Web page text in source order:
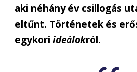
aki néhány év csillogás
eltűnt. Történetek és
egykori ideálokról.